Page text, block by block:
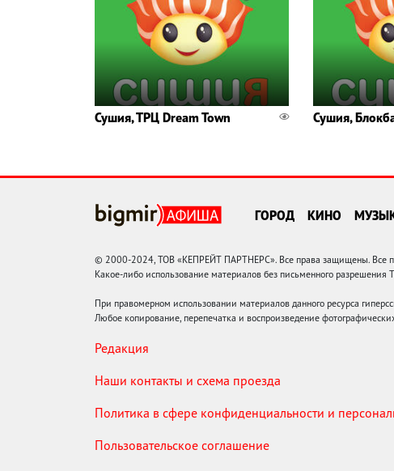
Сушия, ТРЦ Dream Town Сушия,
ГОРОД КИНО
© 2000-2024, ТОВ «КЕПРЕЙТ ПАРТНЕРС». Все права защищены. Все
Какое-либо использование материалов без письменного
При правомерном использовании материалов данного ресурса
Любое копирование, перепечатка и воспроизведение
Редакция
Наши контакты и схема проезда
Политика в сфере конфиденциальности и
Пользовательское соглашение